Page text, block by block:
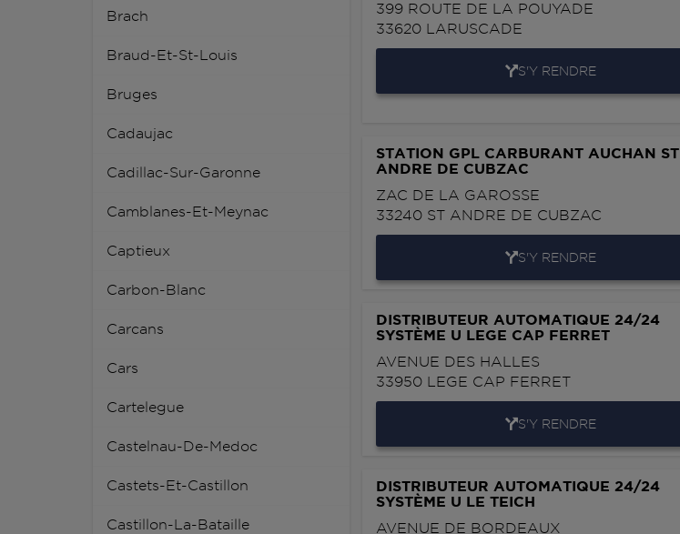
Brach
Braud-Et-St-Louis
Bruges
Cadaujac
Cadillac-Sur-Garonne
Camblanes-Et-Meynac
Captieux
Carbon-Blanc
Carcans
Cars
Cartelegue
Castelnau-De-Medoc
Castets-Et-Castillon
Castillon-La-Bataille
399 ROUTE DE LA POUYADE
33620 LARUSCADE
S'Y RENDRE
STATION GPL CARBURANT AUCHAN ST
ANDRE DE CUBZAC
ZAC DE LA GAROSSE
33240 ST ANDRE DE CUBZAC
S'Y RENDRE
DISTRIBUTEUR AUTOMATIQUE 24/24
SYSTÈME U LEGE CAP FERRET
AVENUE DES HALLES
33950 LEGE CAP FERRET
S'Y RENDRE
DISTRIBUTEUR AUTOMATIQUE 24/24
SYSTÈME U LE TEICH
AVENUE DE BORDEAUX